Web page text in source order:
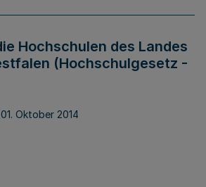
Hochschulen des Landes
(Hochschulgesetz -
Oktober 2014